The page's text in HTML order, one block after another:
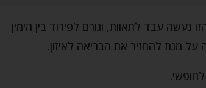
עבד לתאוות, וגורם לפירוד בין הימין
מנת להחזיר את הבריאה לאיזון.